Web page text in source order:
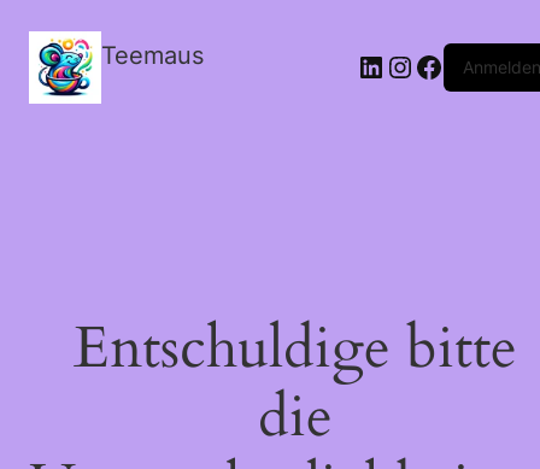
Teemaus LinkedIn
Instagram
FacebookAnmelden
Entschuldige bitte
die